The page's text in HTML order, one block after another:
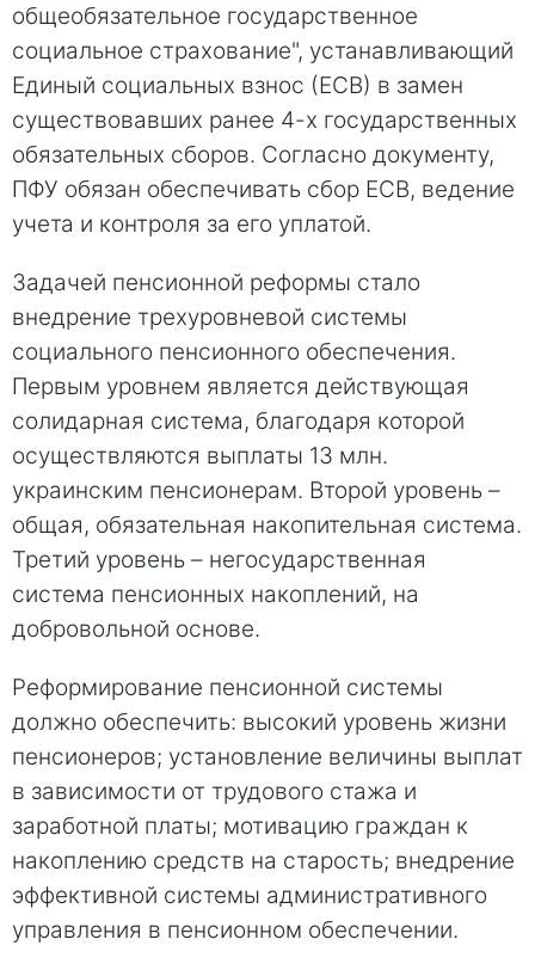
общеобязательное государственное
социальное страхование", устанавливающий
Единый социальных взнос (ЕСВ) в замен
существовавших ранее 4-х государственных
обязательных сборов. Согласно документу,
ПФУ обязан обеспечивать сбор ЕСВ, ведение
учета и контроля за его уплатой.
Задачей пенсионной реформы стало
внедрение трехуровневой системы
социального пенсионного обеспечения.
Первым уровнем является действующая
солидарная система, благодаря которой
осуществляются выплаты 13 млн.
украинским пенсионерам. Второй уровень –
общая, обязательная накопительная система.
Третий уровень – негосударственная
система пенсионных накоплений, на
добровольной основе.
Реформирование пенсионной системы
должно обеспечить: высокий уровень жизни
пенсионеров; установление величины выплат
в зависимости от трудового стажа и
заработной платы; мотивацию граждан к
накоплению средств на старость; внедрение
эффективной системы административного
управления в пенсионном обеспечении.